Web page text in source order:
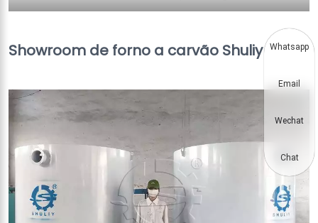
Showroom de forno a carvão Shuliy Whatsapp
Email
Wechat
Chat